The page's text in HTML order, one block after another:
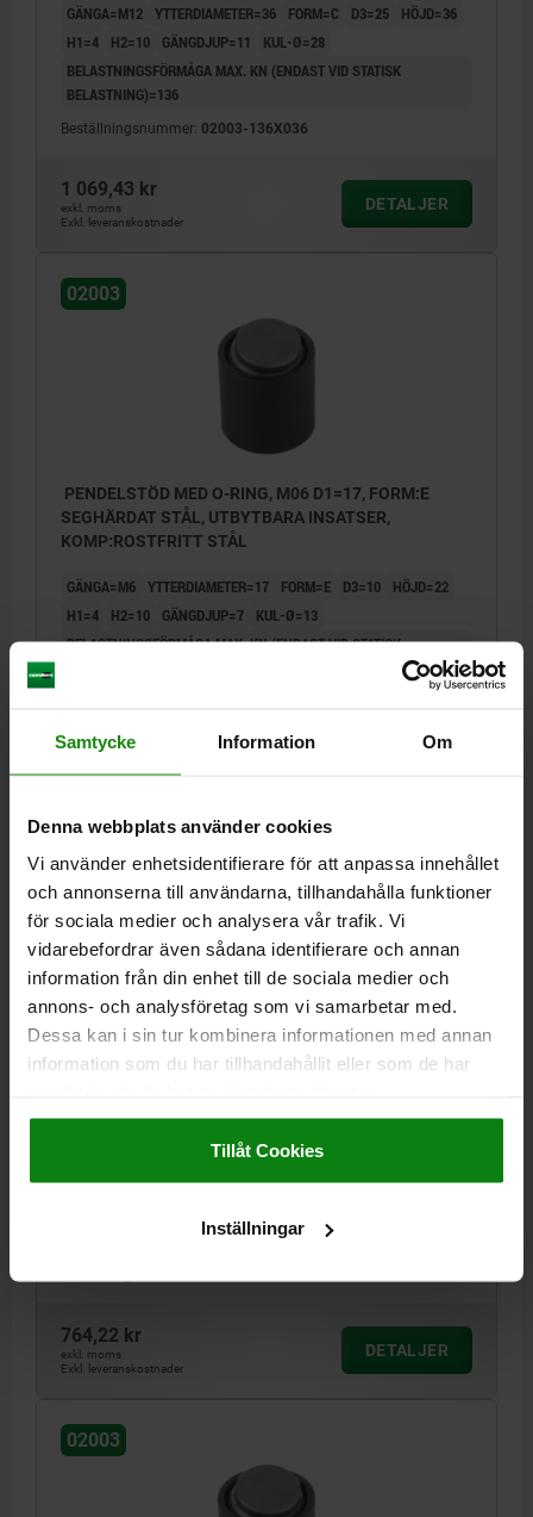
Samtycke Information Om
Denna webbplats använder cookies
Vi använder enhetsidentifierare för att anpassa innehållet
och annonserna till användarna, tillhandahålla funktioner
för sociala medier och analysera vår trafik. Vi
vidarebefordrar även sådana identifierare och annan
information från din enhet till de sociala medier och
annons- och analysföretag som vi samarbetar med.
Dessa kan i sin tur kombinera informationen med annan
information som du har tillhandahållit eller som de har
Impressum|Dataskydd|AGB
Tillåt Cookies
Inställningar
GÄNGA=M12 YTTERDIAMETER=36 FORM=C D3=25
HÖJD=36
H1=4
H2=10 GÄNGDJUP=11
KUL-Ø=28
BELASTNINGSFÖRMÅGA MAX. KN (ENDAST VID STATISK
BELASTNING)=136
Beställningsnummer: 02003-136X036
1 069,43 kr
exkl. moms
Exkl. leveranskostnader
DETALJER
02003
PENDELSTÖD MED O-RING, M06 D1=17, FORM:E
SEGHÄRDAT STÅL, UTBYTBARA INSATSER,
KOMP:ROSTFRITT STÅL
GÄNGA=M6 YTTERDIAMETER=17 FORM=E D3=10
HÖJD=22
H1=4
H2=10 GÄNGDJUP=7
KUL-Ø=13
BELASTNINGSFÖRMÅGA MAX. KN (ENDAST VID STATISK
02003
PENDELSTÖD MED O-RING, M08 D1=19, FORM:E
KOMP:ROSTFRITT STÅL
YTTERDIAMETER=19 FORM=E
H1=4 H2=10 GÄNGDJUP=8 KUL-Ø=15
BELASTNINGSFÖRMÅGA MAX. KN (ENDAST VID STATISK
764,22 kr
exkl. moms
Exkl. leveranskostnader
DETALJER
02003